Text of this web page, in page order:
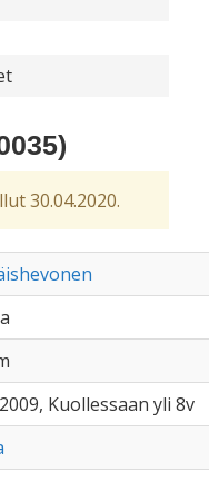
30.04.2020.
Kuollessaan yli 8v